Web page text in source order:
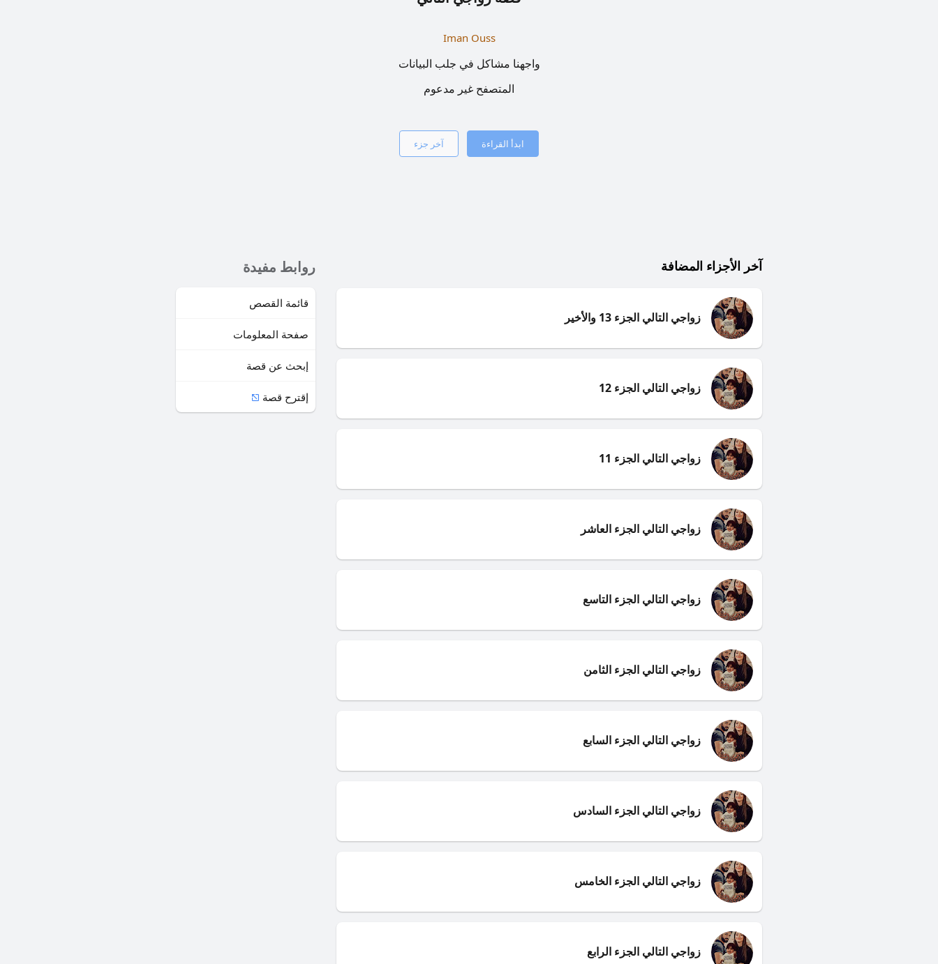
Iman Ouss
واجهنا مشاكل في جلب البيانات
المتصفح غير مدعوم
ابدأ القراءة آخر جزء
آخر الأجزاء المضافة
زواجي التالي الجزء 13 والأخير
زواجي التالي الجزء 12
زواجي التالي الجزء 11
زواجي التالي الجزء العاشر
زواجي التالي الجزء التاسع
زواجي التالي الجزء الثامن
زواجي التالي الجزء السابع
زواجي التالي الجزء السادس
زواجي التالي الجزء الخامس
زواجي التالي الجزء الرابع
روابط مفيدة
قائمة القصص
صفحة المعلومات
إبحث عن قصة
إقترح قصة